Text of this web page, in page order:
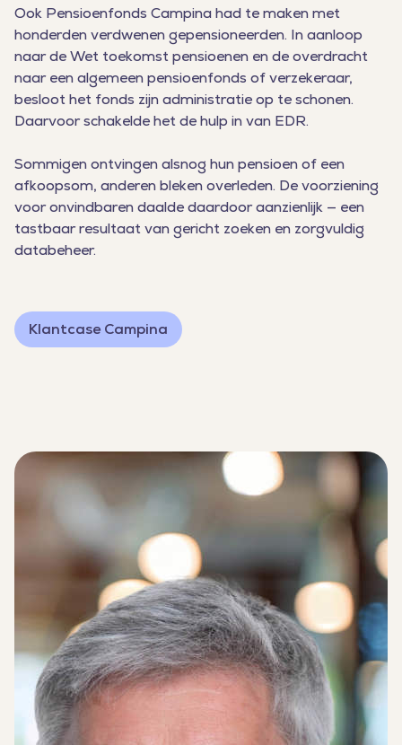
Ook Pensioenfonds Campina had te maken met
honderden verdwenen gepensioneerden. In aanloop
naar de Wet toekomst pensioenen en de overdracht
naar een algemeen pensioenfonds of verzekeraar,
besloot het fonds zijn administratie op te schonen.
Daarvoor schakelde het de hulp in van EDR.
Sommigen ontvingen alsnog hun pensioen of een
afkoopsom, anderen bleken overleden. De voorziening
voor onvindbaren daalde daardoor aanzienlijk — een
tastbaar resultaat van gericht zoeken en zorgvuldig
databeheer.
Klantcase Campina